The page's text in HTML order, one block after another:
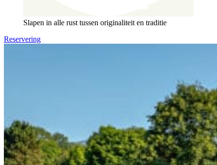
Slapen in alle rust tussen originaliteit en traditie
Reservering